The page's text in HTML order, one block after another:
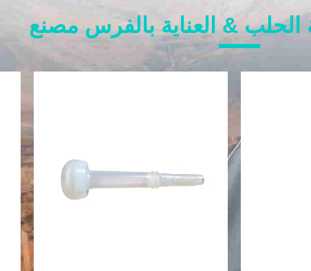
الحلب & العناية بالفرس مصنع